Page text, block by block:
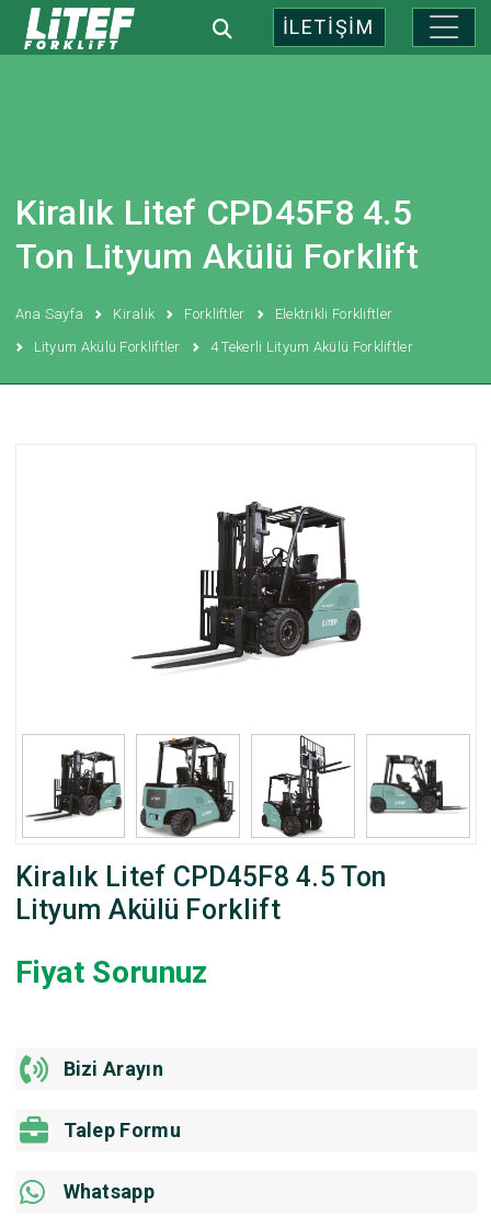
İLETİŞİM
Kiralık Litef CPD45F8 4.5
Ton Lityum Akülü Forklift
Ana Sayfa Kiralık Forkliftler
Elektrikli Forkliftler
Lityum Akülü Forkliftler
4 Tekerli Lityum Akülü Forkliftler
Kiralık Litef CPD45F8 4.5 Ton
Lityum Akülü Forklift
Fiyat Sorunuz
Bizi Arayın
Talep Formu
Whatsapp